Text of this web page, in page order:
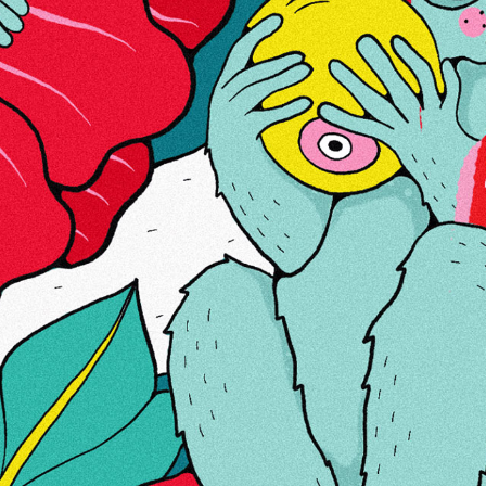
Kуки
Мы используем файлы куки, чтобы вам было
удобнее.
В соответствии с новой директивой о
конфиденциальности электронной почты нам
необходимо запросить ваше согласие на
О НАС
ССЫЛКИ
КОНТАКТЫ